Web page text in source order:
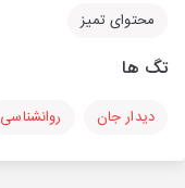
محتوای تمیز
تگ ها
دیدار جان روانشناسی